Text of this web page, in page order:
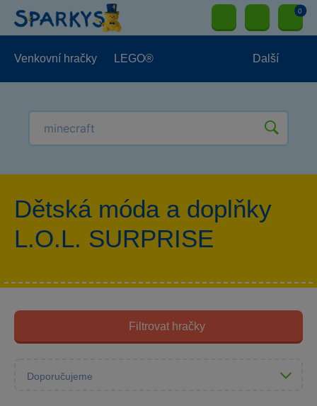
0
Venkovní hračky LEGO® Další
Dětská móda a doplňky
L.O.L. SURPRISE
Filtrovat hračky